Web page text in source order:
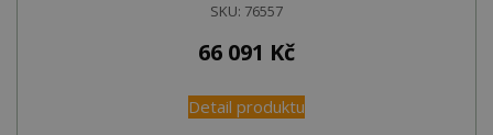
SKU: 76557
66 091 Kč
Detail produktu